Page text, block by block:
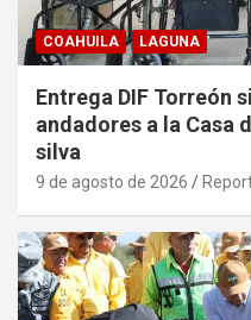
COAHUILA LAGUNA
Entrega DIF Torreón
andadores a la Casa
silva
9 de agosto de 2026